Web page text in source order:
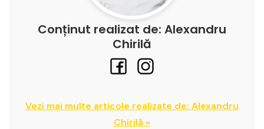
Conținut realizat de: Alexandru
Chirilă
Vezi mai multe articole realizate de: Alexandru
Chirilă »